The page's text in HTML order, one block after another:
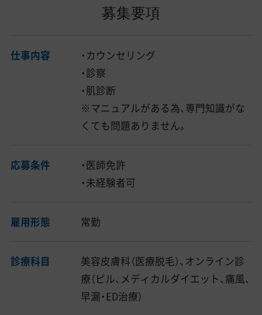
募集要項
仕事内容
・カウンセリング
・診察
・肌診断
※マニュアルがある為、専門知識がな
くても問題ありません。
応募条件
・医師免許
・未経験者可
雇用形態 常勤
診療科目
美容皮膚科（医療脱毛）、オンライン診
療（ピル、メディカルダイエット、痛風、
早漏・ED治療）